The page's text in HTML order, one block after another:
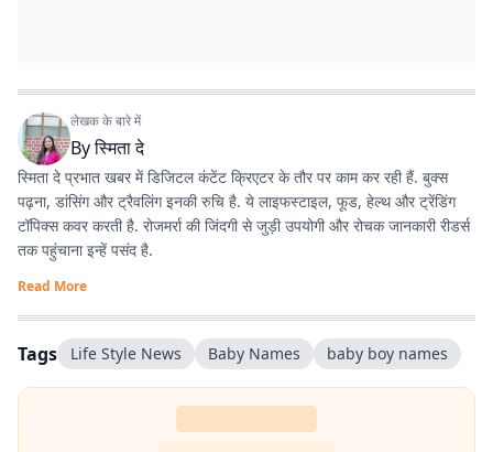
लेखक के बारे में
Byस्मिता दे
स्मिता दे प्रभात खबर में डिजिटल कंटेंट क्रिएटर के तौर पर काम कर रही हैं. बुक्स
पढ़ना, डांसिंग और ट्रैवलिंग इनकी रुचि है. ये लाइफस्टाइल, फूड, हेल्थ और ट्रेंडिंग
टॉपिक्स कवर करती है. रोजमर्रा की जिंदगी से जुड़ी उपयोगी और रोचक जानकारी रीडर्स
तक पहुंचाना इन्हें पसंद है.
Read More
Tags Life Style News Baby Names baby boy names